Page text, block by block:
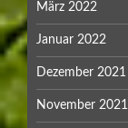
März 2022
Januar 2022
Dezember 2021
November 2021